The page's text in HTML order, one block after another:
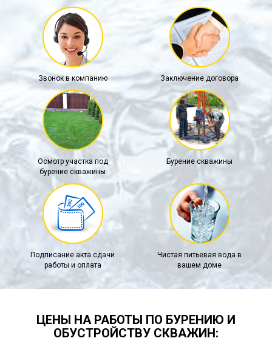
Звонок в компанию Заключение договора
Осмотр участка под
бурение скважины
Бурение скважины
Подписание акта сдачи
работы и оплата
Чистая питьевая вода в
вашем доме
ЦЕНЫ НА РАБОТЫ ПО БУРЕНИЮ И
ОБУСТРОЙСТВУ СКВАЖИН: